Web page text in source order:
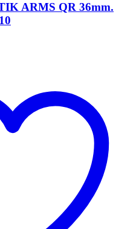
ARMS QR 36mm.